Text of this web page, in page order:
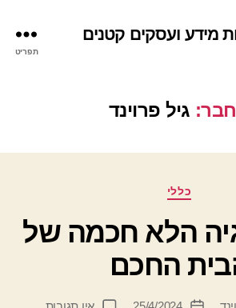
מידע ועסקים קטנים
תפריט
גיל פרוינד
קטגוריותכללי
הלא חכמה של
החכם
על